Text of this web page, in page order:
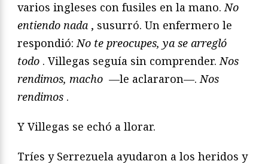
varios ingleses con fusiles en la mano. No
entiendo nada , susurró. Un enfermero le
respondió: No te preocupes, ya se arregló
todo . Villegas seguía sin comprender. Nos
rendimos, macho —le aclararon—. Nos
rendimos .
Y Villegas se echó a llorar.
Tríes y Serrezuela ayudaron a los heridos y